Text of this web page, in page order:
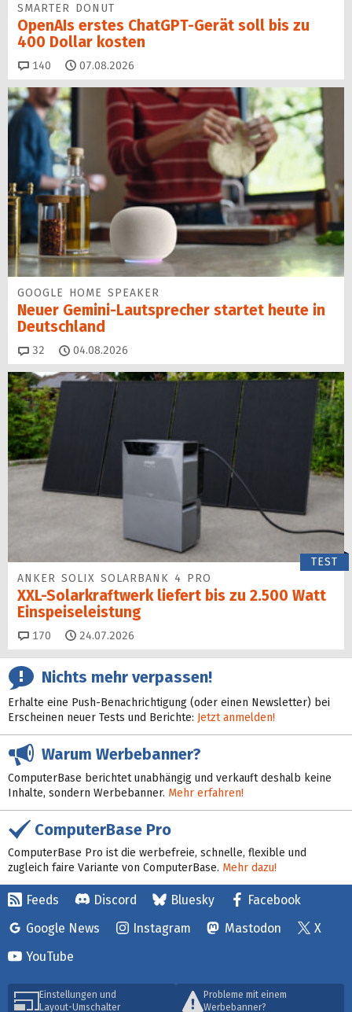
SMARTER DONUT
OpenAIs erstes ChatGPT-Gerät soll bis zu
400 Dollar kosten
140 Kommentare
07.08.2026
GOOGLE HOME SPEAKER
Neuer Gemini-Laut­spre­cher startet heu­te in
Deutschland
32 Kommentare
04.08.2026
TEST
ANKER SOLIX SOLARBANK 4 PRO
XXL-Solarkraftwerk liefert bis zu 2.500 Watt
Einspeise­leistung
170 Kommentare
24.07.2026
Nichts mehr verpassen!
Erhalte eine Push-Benachrichtigung (oder einen Newsletter) bei
Erscheinen neuer Tests und Berichte: Jetzt anmelden!
Warum Werbebanner?
ComputerBase berichtet unabhängig und verkauft deshalb keine
Inhalte, sondern Werbebanner. Mehr erfahren!
ComputerBase Pro
ComputerBase Pro ist die werbefreie, schnelle, flexible und
zugleich faire Variante von ComputerBase. Mehr dazu!
Feeds Discord Bluesky
Facebook
Google News
Instagram Mastodon
X
YouTube
Einstellungen und
Layout-Umschalter
Probleme mit einem
Werbebanner?